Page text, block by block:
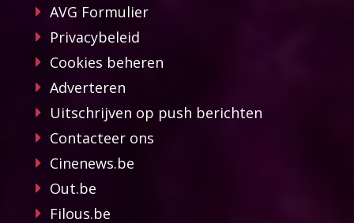
AVG Formulier
Privacybeleid
Cookies beheren
Adverteren
Uitschrijven op push berichten
Contacteer ons
Cinenews.be
Out.be
Filous.be